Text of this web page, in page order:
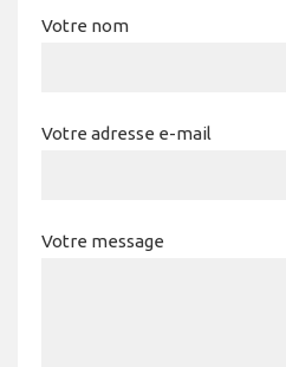
Votre nom
Votre adresse e-mail
Votre message